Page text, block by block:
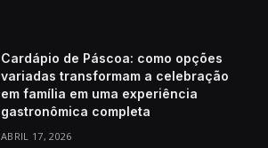
Cardápio de Páscoa: como opções
variadas transformam a celebração
em família em uma experiência
gastronômica completa
ABRIL 17, 2026